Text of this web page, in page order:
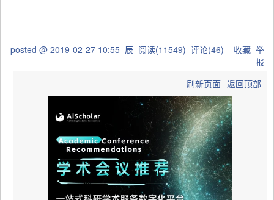
posted @ 2019-02-27 10:55 辰 阅读(11549) 评论(46) 收藏 举
报
刷新页面 返回顶部